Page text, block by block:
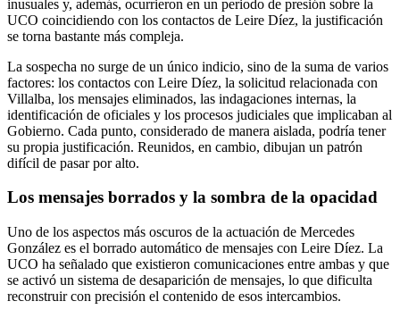
inusuales y, además, ocurrieron en un periodo de presión sobre la
UCO coincidiendo con los contactos de Leire Díez, la justificación
se torna bastante más compleja.
La sospecha no surge de un único indicio, sino de la suma de varios
factores: los contactos con Leire Díez, la solicitud relacionada con
Villalba, los mensajes eliminados, las indagaciones internas, la
identificación de oficiales y los procesos judiciales que implicaban al
Gobierno. Cada punto, considerado de manera aislada, podría tener
su propia justificación. Reunidos, en cambio, dibujan un patrón
difícil de pasar por alto.
Los mensajes borrados y la sombra de la opacidad
Uno de los aspectos más oscuros de la actuación de Mercedes
González es el borrado automático de mensajes con Leire Díez. La
UCO ha señalado que existieron comunicaciones entre ambas y que
se activó un sistema de desaparición de mensajes, lo que dificulta
reconstruir con precisión el contenido de esos intercambios.